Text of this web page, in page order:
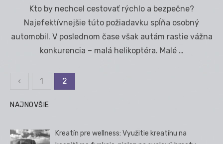
Kto by nechcel cestovať rýchlo a bezpečne?
Najefektívnejšie túto požiadavku spĺňa osobný
automobil. V poslednom čase však autám rastie vážna
konkurencia – malá helikoptéra. Malé …
Stránkovanie
príspevkov
‹ 1 2
NAJNOVŠIE
Kreatín pre wellness: Využitie kreatínu na